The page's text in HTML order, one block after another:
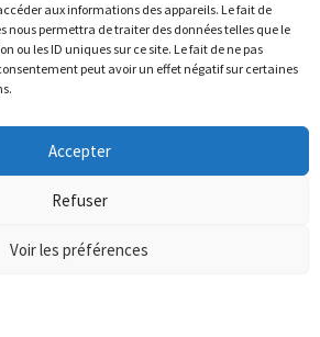
aux informations des appareils. Le fait de
nous permettra de traiter des données telles que le
ou les ID uniques sur ce site. Le fait de ne pas
peut avoir un effet négatif sur certaines
Accepter
Refuser
Voir les préférences